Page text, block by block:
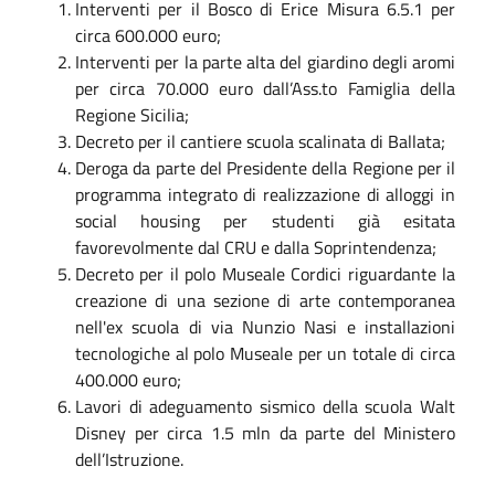
Interventi per il Bosco di Erice Misura 6.5.1 per
circa 600.000 euro;
Interventi per la parte alta del giardino degli aromi
per circa 70.000 euro dall’Ass.to Famiglia della
Regione Sicilia;
Decreto per il cantiere scuola scalinata di Ballata;
Deroga da parte del Presidente della Regione per il
programma integrato di realizzazione di alloggi in
social housing per studenti già esitata
favorevolmente dal CRU e dalla Soprintendenza;
Decreto per il polo Museale Cordici riguardante la
creazione di una sezione di arte contemporanea
nell'ex scuola di via Nunzio Nasi e installazioni
tecnologiche al polo Museale per un totale di circa
400.000 euro;
Lavori di adeguamento sismico della scuola Walt
Disney per circa 1.5 mln da parte del Ministero
dell’Istruzione.